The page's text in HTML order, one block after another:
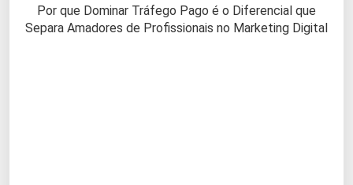
Por que Dominar Tráfego Pago é o Diferencial que
Separa Amadores de Profissionais no Marketing Digital